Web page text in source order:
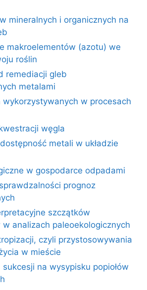
mineralnych i organicznych na
makroelementów (azotu) we
roślin
remediacji gleb
metalami
wykorzystywanych w procesach
węgla
metali w układzie
w gospodarce odpadami
prognoz
szczątków
analizach paleoekologicznych
czyli przystosowywania
w mieście
na wysypisku popiołów